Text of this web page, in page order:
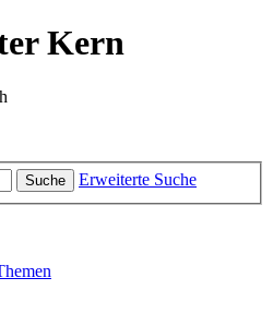
Kern
Suche Erweiterte Suche